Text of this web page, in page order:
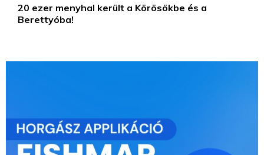
20 ezer menyhal került a Körösökbe és a
Berettyóba!